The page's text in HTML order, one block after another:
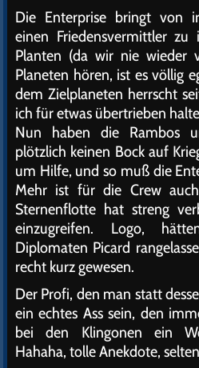
Die Enterprise bringt von
einen Friedensvermittler zu
Planten (da wir nie wieder
Planeten hören, ist es völlig
dem Zielplaneten herrscht
ich für etwas übertrieben
Nun haben die Rambos
plötzlich keinen Bock auf
um Hilfe, und so muß die
Mehr ist für die Crew
Sternenflotte hat streng
einzugreifen. Logo,
Diplomaten Picard
recht kurz gewesen.
Der Profi, den man statt
ein echtes Ass sein, den
bei den Klingonen ein
Hahaha, tolle Anekdote,